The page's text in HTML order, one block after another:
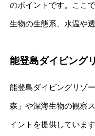
のポイントです。ここ
生物の生態系、水温や
能登島ダイビング
能登島ダイビングリゾ
森」や深海生物の観察
イントを提供していま